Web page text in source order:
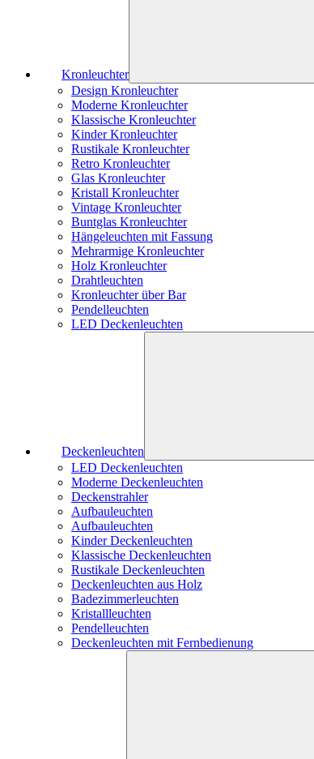
Kronleuchter
Design Kronleuchter
Moderne Kronleuchter
Klassische Kronleuchter
Kinder Kronleuchter
Rustikale Kronleuchter
Retro Kronleuchter
Glas Kronleuchter
Kristall Kronleuchter
Vintage Kronleuchter
Buntglas Kronleuchter
Hängeleuchten mit Fassung
Mehrarmige Kronleuchter
Holz Kronleuchter
Drahtleuchten
Kronleuchter über Bar
Pendelleuchten
LED Deckenleuchten
Deckenleuchten
LED Deckenleuchten
Moderne Deckenleuchten
Deckenstrahler
Aufbauleuchten
Aufbauleuchten
Kinder Deckenleuchten
Klassische Deckenleuchten
Rustikale Deckenleuchten
Deckenleuchten aus Holz
Badezimmerleuchten
Kristallleuchten
Pendelleuchten
Deckenleuchten mit Fernbedienung